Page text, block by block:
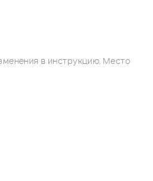
в инструкцию. Место